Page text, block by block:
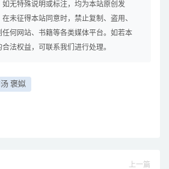
如无特殊说明或标注，均为本站原创发
未征得本站同意时，禁止复制、盗用、
何网站、书籍等各类媒体平台。如若本
法权益，可联系我们进行处理。
褒姒
上一篇